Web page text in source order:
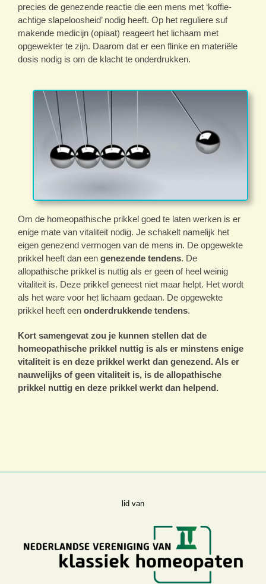
precies de genezende reactie die een mens met ‘koffie-
achtige slapeloosheid’ nodig heeft. Op het reguliere suf
makende medicijn (opiaat) reageert het lichaam met
opgewekter te zijn. Daarom dat er een flinke en materiële
dosis nodig is om de klacht te onderdrukken.
Om de homeopathische prikkel goed te laten werken is er
enige mate van vitaliteit nodig. Je schakelt namelijk het
eigen genezend vermogen van de mens in. De opgewekte
prikkel heeft dan een genezende tendens. De
allopathische prikkel is nuttig als er geen of heel weinig
vitaliteit is. Deze prikkel geneest niet maar helpt. Het wordt
als het ware voor het lichaam gedaan. De opgewekte
prikkel heeft een onderdrukkende tendens.
Kort samengevat zou je kunnen stellen dat de
homeopathische prikkel nuttig is als er minstens enige
vitaliteit is en deze prikkel werkt dan genezend. Als er
nauwelijks of geen vitaliteit is, is de allopathische
prikkel nuttig en deze prikkel werkt dan helpend.
lid van